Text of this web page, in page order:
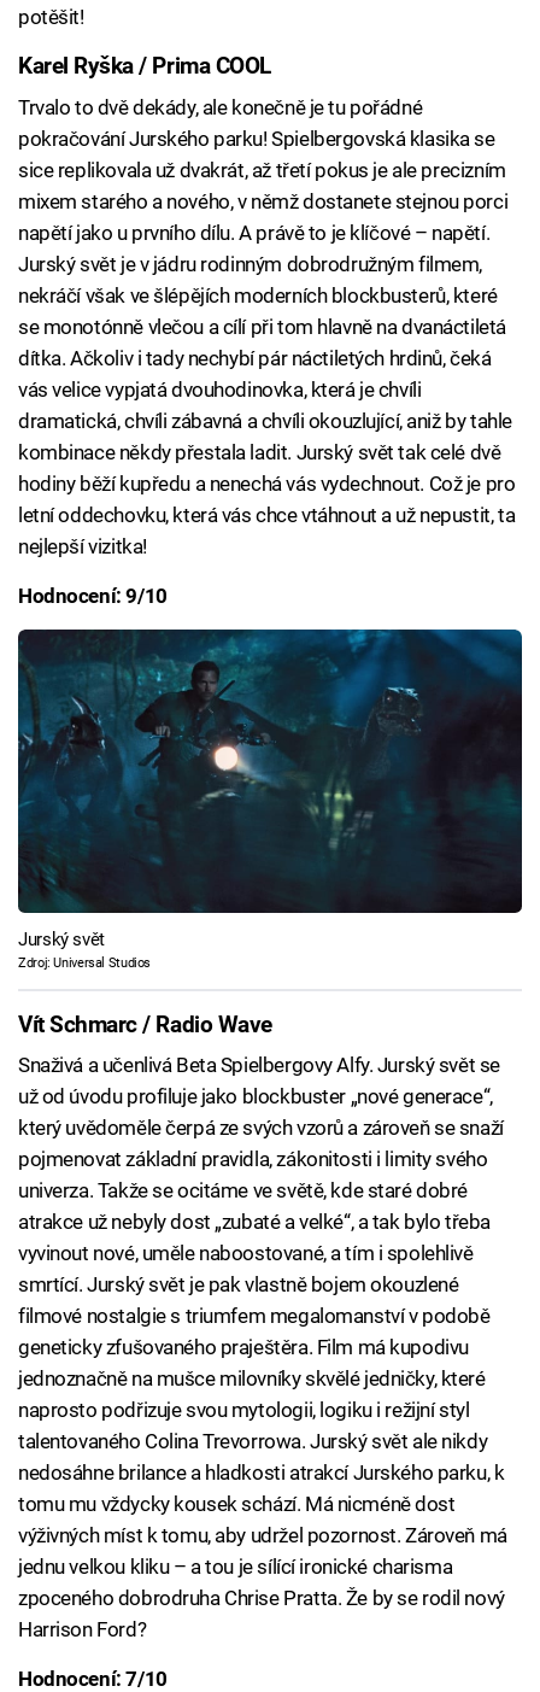
potěšit!
Karel Ryška / Prima COOL
Trvalo to dvě dekády, ale konečně je tu pořádné
pokračování Jurského parku! Spielbergovská klasika se
sice replikovala už dvakrát, až třetí pokus je ale precizním
mixem starého a nového, v němž dostanete stejnou porci
napětí jako u prvního dílu. A právě to je klíčové – napětí.
Jurský svět je v jádru rodinným dobrodružným filmem,
nekráčí však ve šlépějích moderních blockbusterů, které
se monotónně vlečou a cílí při tom hlavně na dvanáctiletá
dítka. Ačkoliv i tady nechybí pár náctiletých hrdinů, čeká
vás velice vypjatá dvouhodinovka, která je chvíli
dramatická, chvíli zábavná a chvíli okouzlující, aniž by tahle
kombinace někdy přestala ladit. Jurský svět tak celé dvě
hodiny běží kupředu a nenechá vás vydechnout. Což je pro
letní oddechovku, která vás chce vtáhnout a už nepustit, ta
nejlepší vizitka!
Hodnocení: 9/10
Jurský svět
Zdroj: Universal Studios
Vít Schmarc / Radio Wave
Snaživá a učenlivá Beta Spielbergovy Alfy. Jurský svět se
už od úvodu profiluje jako blockbuster „nové generace“,
který uvědoměle čerpá ze svých vzorů a zároveň se snaží
pojmenovat základní pravidla, zákonitosti i limity svého
univerza. Takže se ocitáme ve světě, kde staré dobré
atrakce už nebyly dost „zubaté a velké“, a tak bylo třeba
vyvinout nové, uměle naboostované, a tím i spolehlivě
smrtící. Jurský svět je pak vlastně bojem okouzlené
filmové nostalgie s triumfem megalomanství v podobě
geneticky zfušovaného praještěra. Film má kupodivu
jednoznačně na mušce milovníky skvělé jedničky, které
naprosto podřizuje svou mytologii, logiku i režijní styl
talentovaného Colina Trevorrowa. Jurský svět ale nikdy
nedosáhne brilance a hladkosti atrakcí Jurského parku, k
tomu mu vždycky kousek schází. Má nicméně dost
výživných míst k tomu, aby udržel pozornost. Zároveň má
jednu velkou kliku – a tou je sílící ironické charisma
zpoceného dobrodruha Chrise Pratta. Že by se rodil nový
Harrison Ford?
Hodnocení: 7/10